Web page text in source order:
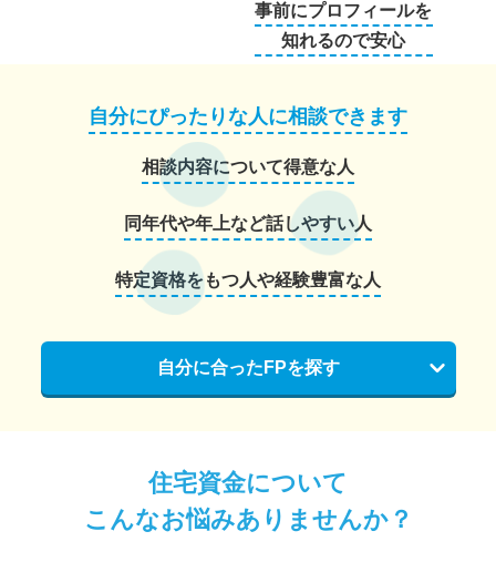
事前にプロフィールを
知れるので安心
自分にぴったりな人に相談できます
相談内容について得意な人
同年代や年上など話しやすい人
特定資格をもつ人や経験豊富な人
自分に合ったFPを探す
住宅資金について
こんなお悩みありませんか？